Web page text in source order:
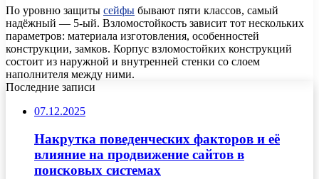
По уровню защиты сейфы бывают пяти классов, самый
надёжный ― 5-ый. Взломостойкость зависит тот нескольких
параметров: материала изготовления, особенностей
конструкции, замков. Корпус взломостойких конструкций
состоит из наружной и внутренней стенки со слоем
наполнителя между ними.
Последние записи
07.12.2025
Накрутка поведенческих факторов и её
влияние на продвижение сайтов в
поисковых системах